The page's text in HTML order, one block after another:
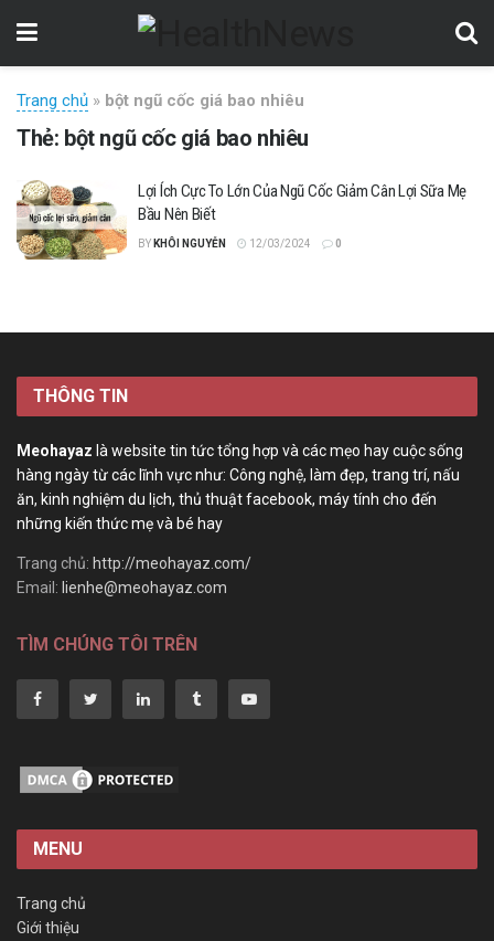
Trang chủ » bột ngũ cốc giá bao nhiêu
Thẻ: bột ngũ cốc giá bao nhiêu
Lợi Ích Cực To Lớn Của Ngũ Cốc Giảm Cân Lợi Sữa Mẹ
Bầu Nên Biết
BY KHÔI NGUYỄN 12/03/2024 0
THÔNG TIN
Meohayaz là website tin tức tổng hợp và các mẹo hay cuộc sống
hàng ngày từ các lĩnh vực như: Công nghệ, làm đẹp, trang trí, nấu
ăn, kinh nghiệm du lịch, thủ thuật facebook, máy tính cho đến
những kiến thức mẹ và bé hay
Trang chủ: http://meohayaz.com/
Email: lienhe@meohayaz.com
TÌM CHÚNG TÔI TRÊN
MENU
Trang chủ
Giới thiệu